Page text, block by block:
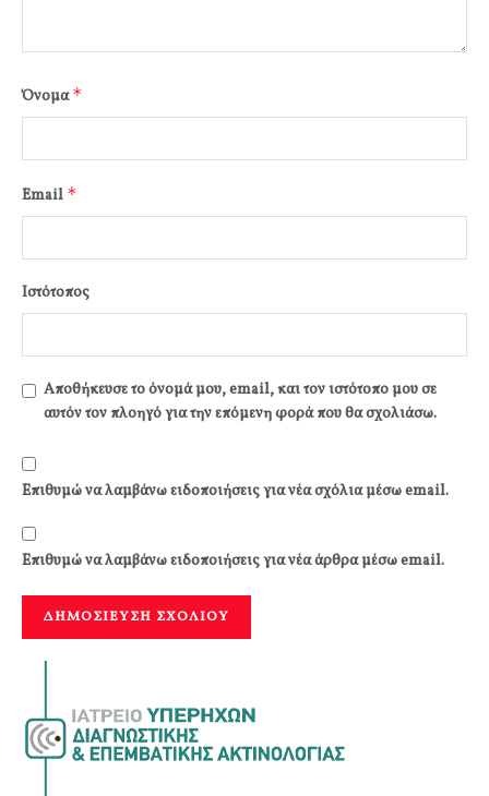
Όνομα*
Email *
Ιστότοπος
Αποθήκευσε το όνομά μου, email, και τον ιστότοπο μου σε
αυτόν τον πλοηγό για την επόμενη φορά που θα σχολιάσω.
Επιθυμώ να λαμβάνω ειδοποιήσεις για νέα σχόλια μέσω email.
Επιθυμώ να λαμβάνω ειδοποιήσεις για νέα άρθρα μέσω email.